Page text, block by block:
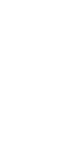
maksetaan